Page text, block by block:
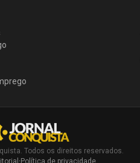
Todos os direitos reservados.
· Política de privacidade